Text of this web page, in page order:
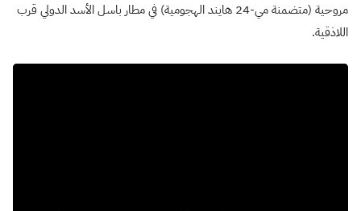
مروحية (متضمنة مي-24 هايند الهجومية) في مطار باسل الأسد الدولي قرب
اللاذقية.